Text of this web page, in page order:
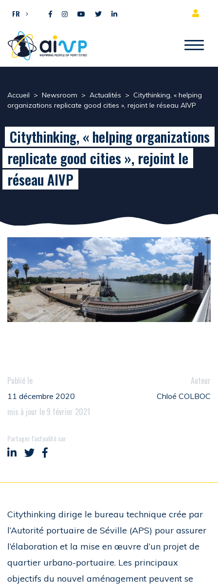
FR
Accueil > Newsroom > Actualités > Citythinking, « helping
organizations replicate good cities », rejoint le réseau AIVP
Citythinking, « helping organizations
replicate good cities », rejoint le
réseau AIVP
Publié le
11 décembre 2020
mis à jour le 9 février 2021
Auteur
Chloé COLBOC
Partager l'actualité sur
Partager sur LinkedIn
Partager sur Twitter
Partager sur Facebook
Citythinking dirige le bureau technique crée par
l’Autorité portuaire de Séville (APS) pour assurer
l’élaboration et la mise en œuvre d’un projet de
quartier urbano-portuaire. Les principaux
objectifs du nouvel aménagement peuvent se